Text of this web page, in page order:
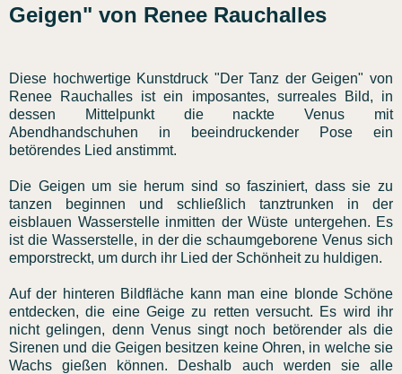
Geigen" von Renee Rauchalles
Diese hochwertige Kunstdruck "Der Tanz der Geigen" von
Renee Rauchalles ist ein imposantes, surreales Bild, in
dessen Mittelpunkt die nackte Venus mit
Abendhandschuhen in beeindruckender Pose ein
betörendes Lied anstimmt.
Die Geigen um sie herum sind so fasziniert, dass sie zu
tanzen beginnen und schließlich tanztrunken in der
eisblauen Wasserstelle inmitten der Wüste untergehen. Es
ist die Wasserstelle, in der die schaumgeborene Venus sich
emporstreckt, um durch ihr Lied der Schönheit zu huldigen.
Auf der hinteren Bildfläche kann man eine blonde Schöne
entdecken, die eine Geige zu retten versucht. Es wird ihr
nicht gelingen, denn Venus singt noch betörender als die
Sirenen und die Geigen besitzen keine Ohren, in welche sie
Wachs gießen können. Deshalb auch werden sie alle